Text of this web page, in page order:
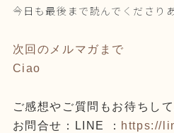
今日も最後まで読んでくださり
次回のメルマガまで
Ciao
ご感想やご質問もお待ちして
お問合せ：LINE ： https://